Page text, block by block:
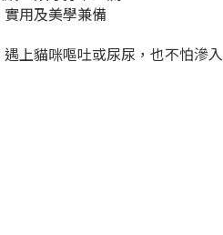
用及美學兼備
上貓咪嘔吐或尿尿，也不怕滲入